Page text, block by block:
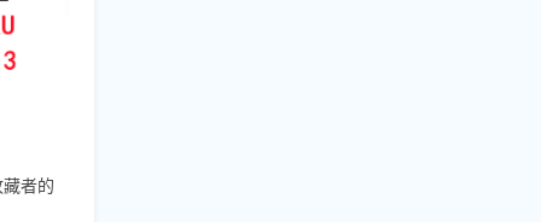
者的